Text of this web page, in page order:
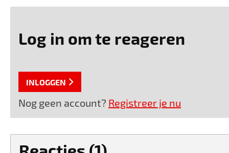
Log in om te reageren
INLOGGEN
Nog geen account? Registreer je nu